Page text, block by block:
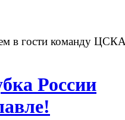
в гости команду
России